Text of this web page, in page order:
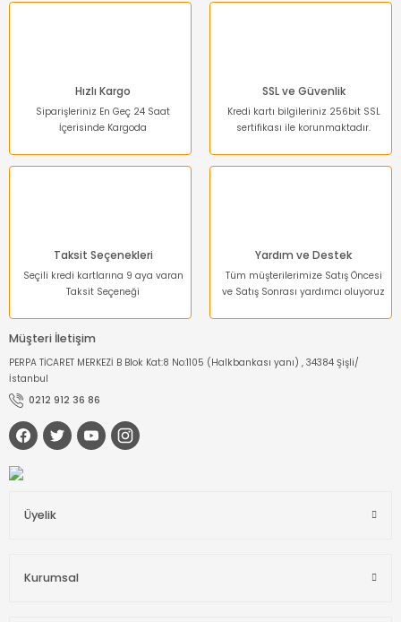
Hızlı Kargo
Siparişleriniz En Geç 24 Saat
İçerisinde Kargoda
SSL ve Güvenlik
Kredi kartı bilgileriniz 256bit SSL
sertifikası ile korunmaktadır.
Taksit Seçenekleri
Seçili kredi kartlarına 9 aya varan
Taksit Seçeneği
Yardım ve Destek
Tüm müşterilerimize Satış Öncesi
ve Satış Sonrası yardımcı oluyoruz
Müşteri İletişim
PERPA TİCARET MERKEZİ B Blok Kat:8 No:1105 (Halkbankası yanı) , 34384 Şişli/
İstanbul
0212 912 36 86
Üyelik
Kurumsal